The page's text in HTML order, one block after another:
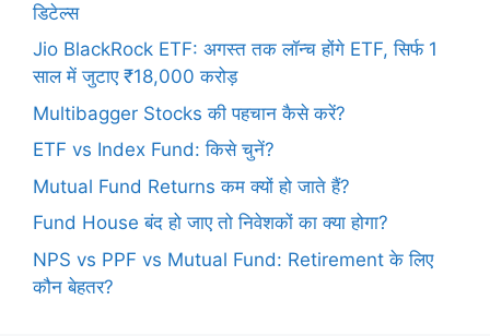
डिटेल्स
Jio BlackRock ETF: अगस्त तक लॉन्च होंगे ETF, सिर्फ 1
साल में जुटाए ₹18,000 करोड़
Multibagger Stocks की पहचान कैसे करें?
ETF vs Index Fund: किसे चुनें?
Mutual Fund Returns कम क्यों हो जाते हैं?
Fund House बंद हो जाए तो निवेशकों का क्या होगा?
NPS vs PPF vs Mutual Fund: Retirement के लिए
कौन बेहतर?